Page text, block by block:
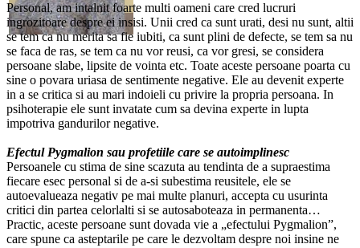
Personal, am intalnit foarte multi oameni care cred lucruri
ingrozitoare despre ei insisi. Unii cred ca sunt urati, desi nu sunt, altii
se tem ca nu merita sa fie iubiti, ca sunt plini de defecte, se tem sa nu
se faca de ras, se tem ca nu vor reusi, ca vor gresi, se considera
persoane slabe, lipsite de vointa etc. Toate aceste persoane poarta cu
sine o povara uriasa de sentimente negative. Ele au devenit experte
in a se critica si au mari indoieli cu privire la propria persoana. In
psihoterapie ele sunt invatate cum sa devina experte in lupta
impotriva gandurilor negative.
Efectul Pygmalion sau profetiile care se autoimplinesc
Persoanele cu stima de sine scazuta au tendinta de a supraestima
fiecare esec personal si de a-si subestima reusitele, ele se
autoevalueaza negativ pe mai multe planuri, accepta cu usurinta
critici din partea celorlalti si se autosaboteaza in permanenta…
Practic, aceste persoane sunt dovada vie a „efectului Pygmalion”,
care spune ca asteptarile pe care le dezvoltam despre noi insine ne